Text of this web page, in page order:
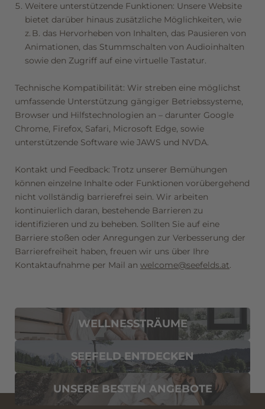
Weitere unterstützende Funktionen: Unsere Website
bietet darüber hinaus zusätzliche Möglichkeiten, wie
z. B. das Hervorheben von Inhalten, das Pausieren von
Animationen, das Stummschalten von Audioinhalten
sowie den Zugriff auf eine virtuelle Tastatur.
Technische Kompatibilität: Wir streben eine möglichst
umfassende Unterstützung gängiger Betriebssysteme,
Browser und Hilfstechnologien an – darunter Google
Chrome, Firefox, Safari, Microsoft Edge, sowie
unterstützende Software wie JAWS und NVDA.
Kontakt und Feedback: Trotz unserer Bemühungen
können einzelne Inhalte oder Funktionen vorübergehend
nicht vollständig barrierefrei sein. Wir arbeiten
kontinuierlich daran, bestehende Barrieren zu
identifizieren und zu beheben. Sollten Sie auf eine
Barriere stoßen oder Anregungen zur Verbesserung der
Barrierefreiheit haben, freuen wir uns über Ihre
Kontaktaufnahme per Mail an welcome@seefelds.at.
WELLNESSTRÄUME
SEEFELD ENTDECKEN
UNSERE BESTEN ANGEBOTE
Newsletteranmeldung
Anrede
Vorname Nachname*
Einwilligung Marketing*
*Pflichtfelder
Anfragen